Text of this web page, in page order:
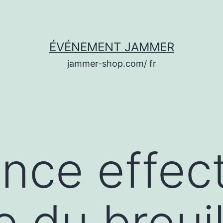
ÉVÉNEMENT JAMMER
jammer-shop.com/ fr